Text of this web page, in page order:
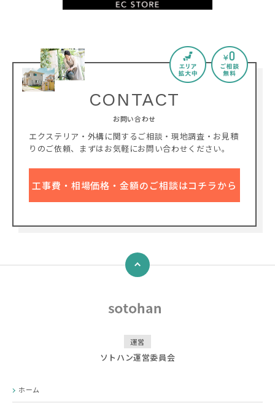
CONTACT
お問い合わせ
エクステリア・外構に関するご相談・現地調査・お見積
りのご依頼、
まずはお気軽にお問い合わせください。
工事費・相場価格・金額のご相談はコチラから
↑
運営
ソトハン運営委員会
ホーム